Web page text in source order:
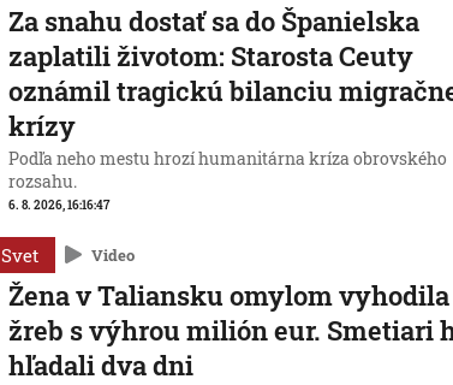
Za snahu dostať sa do Španielska
zaplatili životom: Starosta Ceuty
oznámil tragickú bilanciu
krízy
Podľa neho mestu hrozí humanitárna kríza obrovského
rozsahu.
6. 8. 2026, 16:16:47
Svet Video
Žena v Taliansku omylom vyhodila
žreb s výhrou milión eur. Smetiari
hľadali dva dni